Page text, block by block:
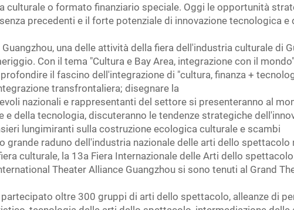
o formato finanziario speciale. Oggi le opportunità
precedenti e il forte potenziale di innovazione tecnologica e
una delle attività della fiera dell'industria culturale di
Con il tema "Cultura e Bay Area, integrazione con il
il fascino dell'integrazione di "cultura, finanza +
transfrontaliera; disegnare la
nazionali e rappresentanti del settore si presenteranno al
e della tecnologia, discuteranno le tendenze strategiche
lungimiranti sulla costruzione ecologica culturale e scambi
grande raduno dell'industria nazionale delle arti dello spettacolo
culturale, la 13a Fiera Internazionale delle Arti dello spettacolo
Theater Alliance Guangzhou si sono tenuti al Grand
oltre 300 gruppi di arti dello spettacolo, alleanze di